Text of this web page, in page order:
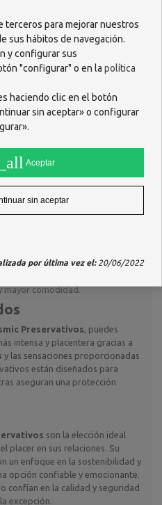
a su textura con puntos y estrías,
maximizan las
Desirex añade una experiencia
hormigueo para ambos.
Su forma anatómicaEasy-On
ajuste cómodo.
los estándares
Fabricados con látex
y embalados en cartón sostenible.
potenciando la experiencia de
mayor comodidad.
Preservativos , puedes
intensa y placentera gracias a
y las sensaciones proporcionadas
están diseñados para
aseguran una protección
son la elección ideal
placer en sus relaciones. Su
un enfoque en la sostenibilidad y
opción confiable y emocionante.
confían en la calidad y seguridad
excepción.
terceros para mejorar nuestros
sus hábitos de navegación.
y configurar sus
"configurar" o en la política
haciendo clic en el botón
sin aceptar» o configurar
Aceptar
sin aceptar
por última vez el:20/06/2022